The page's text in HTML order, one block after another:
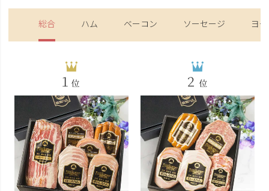
総合 ハム ベーコン ソーセージ ヨ